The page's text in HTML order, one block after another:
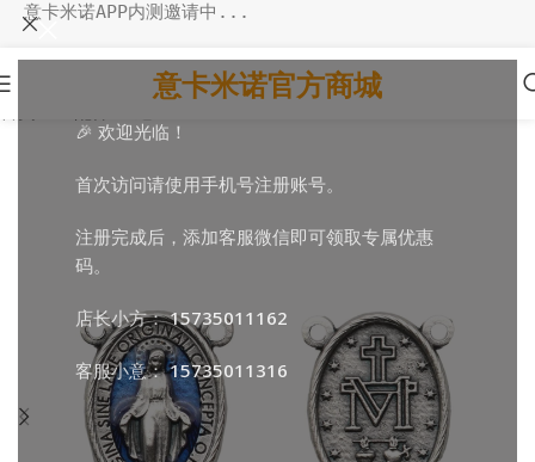
🎉 欢迎光临！
首次访问请使用手机号注册账号。
注册完成后，添加客服微信即可领取专属优惠
码。
店长小方：15735011162
客服小意：15735011316
意卡米诺APP内测邀请中...
意卡米诺官方商城